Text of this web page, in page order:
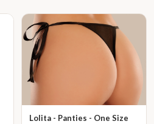
Lolita - Panties - One Size